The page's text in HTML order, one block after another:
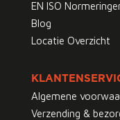
EN ISO
Blog
Locatie Overzicht
Algemene
Verzending &